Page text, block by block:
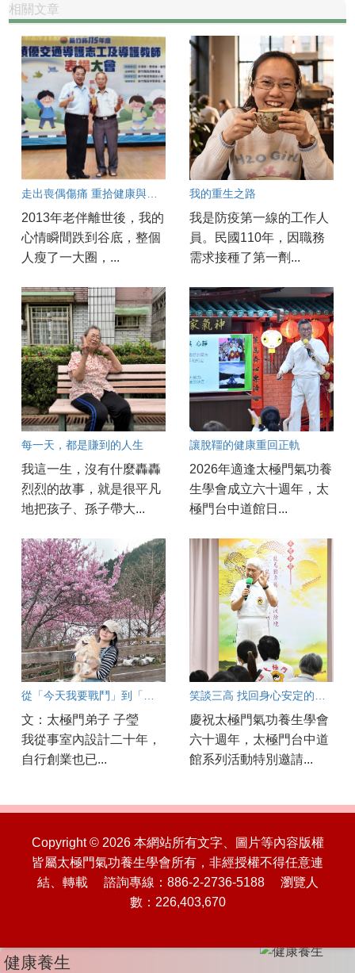
相關文章
2013年老伴離世後，我的
心情瞬間跌到谷底，整個
人瘦了一大圈，...
我的重生之路
我是防疫第一線的工作人
員。民國110年，因職務
需求接種了第一劑...
每一天，都是賺到的人生
我這一生，沒有什麼轟轟
烈烈的故事，就是很平凡
地把孩子、孫子帶大...
讓脫韁的健康重回正軌
2026年適逢太極門氣功養
生學會成立六十週年，太
極門台中道館日...
從「今天我要戰鬥」到「今天是美好的一天」
文：太極門弟子 子瑩
我從事室內設計二十年，
自行創業也已...
笑談三高 找回身心安定的健康之道
慶祝太極門氣功養生學會
六十週年，太極門台中道
館系列活動特別邀請...
Copyright © 2026 本網站所有文字、圖片等內容版權
皆屬太極門氣功養生學會所有，非經授權不得任意連
結、轉載 諮詢專線：886-2-2736-5188 瀏覽人
數：226,403,670
健康養生